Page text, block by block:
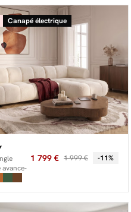
Canapé électrique
1 799 € 1 999 € -11%